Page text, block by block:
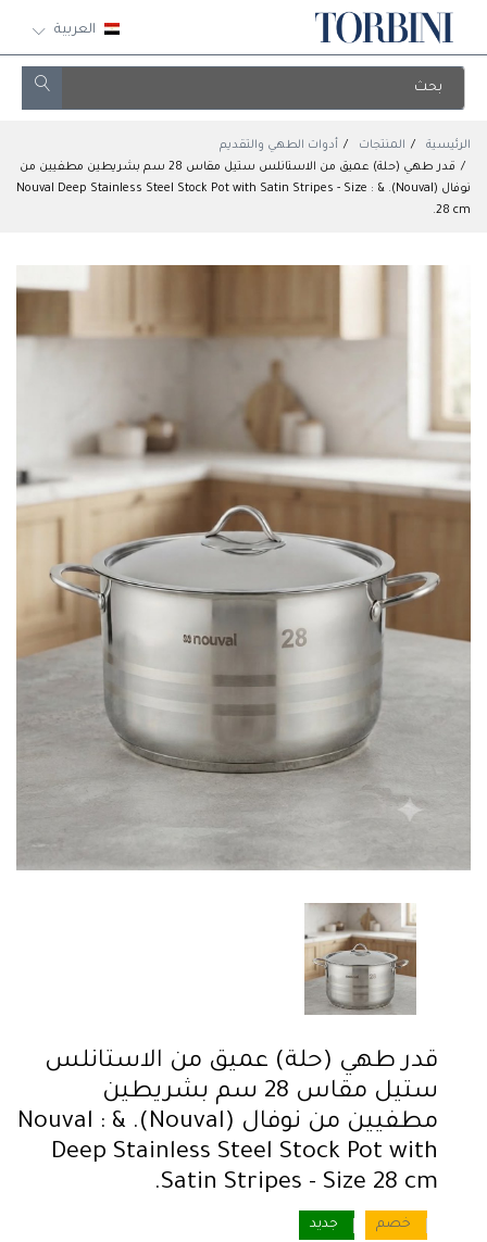
العربية
الرئيسية المنتجات
أدوات الطهي والتقديم
قدر طهي (حلة) عميق من الاستانلس ستيل مقاس 28 سم بشريطين مطفيين من
نوفال (Nouval). & : Nouval Deep Stainless Steel Stock Pot with Satin Stripes - Size
28 cm.
قدر طهي (حلة) عميق من الاستانلس
ستيل مقاس 28 سم بشريطين
مطفيين من نوفال (Nouval). & : Nouval
Deep Stainless Steel Stock Pot with
Satin Stripes - Size 28 cm.
خصم جديد